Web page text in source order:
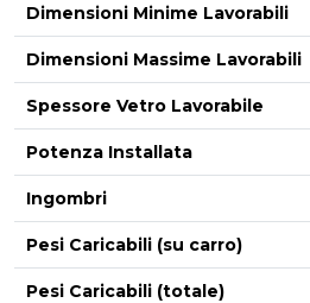
Dimensioni Minime Lavorabili
Dimensioni Massime Lavorabili
Spessore Vetro Lavorabile
Potenza Installata
Ingombri
Pesi Caricabili (su carro)
Pesi Caricabili (totale)